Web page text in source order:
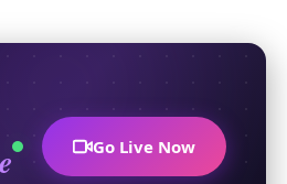
Go Live Now